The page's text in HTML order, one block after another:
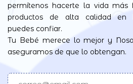
permítenos hacerte la vida más
productos de alta calidad en
puedes confiar.
Tu Bebé merece lo mejor y
aseguramos de que lo obtengan.